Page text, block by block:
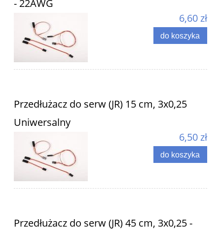
- 22AWG
6,60 zł
do koszyka
Przedłużacz do serw (JR) 15 cm, 3x0,25
Uniwersalny
6,50 zł
do koszyka
Przedłużacz do serw (JR) 45 cm, 3x0,25 -